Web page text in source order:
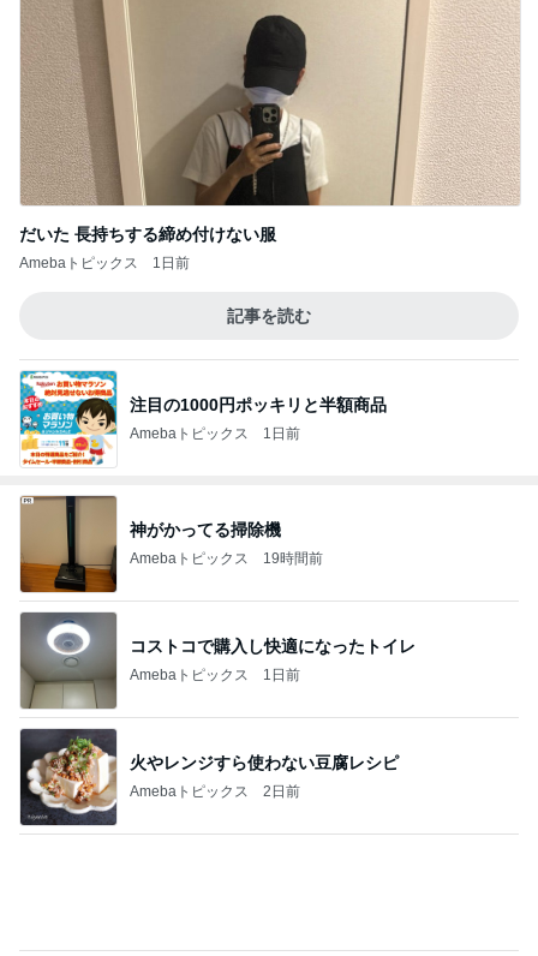
だいた 長持ちする締め付けない服
Amebaトピックス 1日前
記事を読む
注目の1000円ポッキリと半額商品
Amebaトピックス 1日前
神がかってる掃除機
Amebaトピックス 19時間前
コストコで購入し快適になったトイレ
Amebaトピックス 1日前
火やレンジすら使わない豆腐レシピ
Amebaトピックス 2日前